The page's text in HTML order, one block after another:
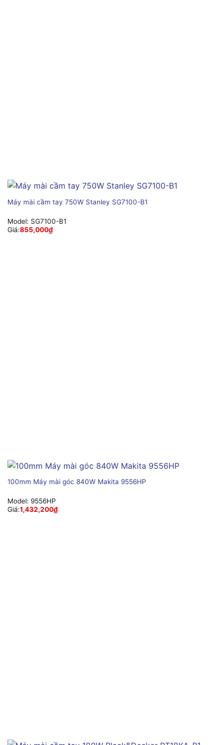
Máy mài cầm tay 750W Stanley SG7100-B1
Model: SG7100-B1
Giá:855,000₫
100mm Máy mài góc 840W Makita 9556HP
Model: 9556HP
Giá:1,432,200₫